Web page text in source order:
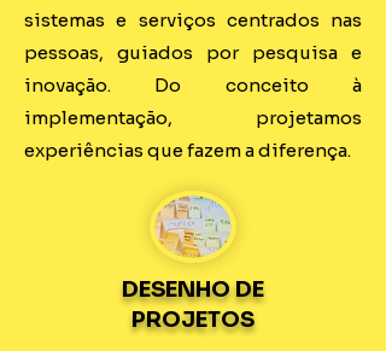
sistemas e serviços centrados nas
pessoas, guiados por pesquisa e
inovação. Do conceito à
implementação, projetamos
experiências que fazem a diferença.
DESENHO DE
PROJETOS